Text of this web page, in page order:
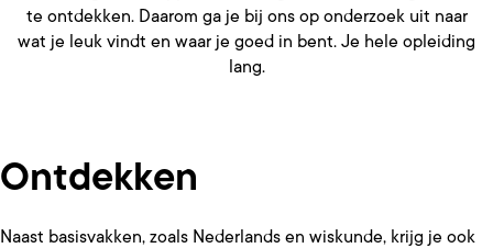
te ontdekken. Daarom ga je bij ons op onderzoek uit naar
wat je leuk vindt en waar je goed in bent. Je hele opleiding
lang.
Ontdekken
Naast basisvakken, zoals Nederlands en wiskunde, krijg je ook